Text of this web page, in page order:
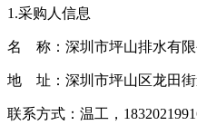
1.采购人信息
名 称：深圳市坪山排水有限
地 址：深圳市坪山区龙田街
联系方式：温工，